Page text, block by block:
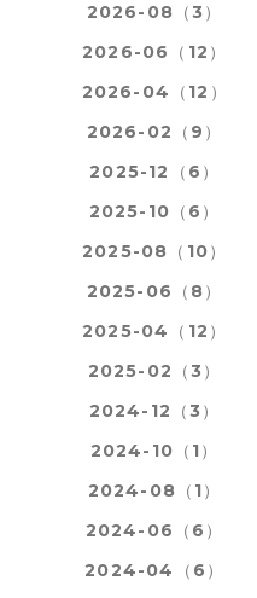
2026-08（3）
2026-06（12）
2026-04（12）
2026-02（9）
2025-12（6）
2025-10（6）
2025-08（10）
2025-06（8）
2025-04（12）
2025-02（3）
2024-12（3）
2024-10（1）
2024-08（1）
2024-06（6）
2024-04（6）